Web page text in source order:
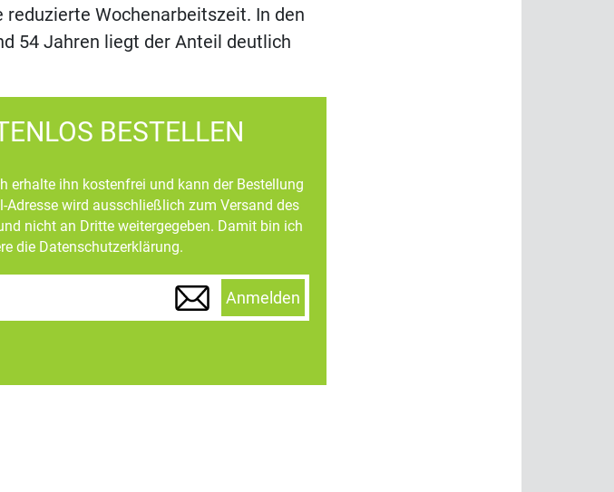
Wochenarbeitszeit. In den
54 Jahren liegt der Anteil deutlich
BESTELLEN
erhalte ihn kostenfrei und kann der Bestellung
wird ausschließlich zum Versand des
nicht an Dritte weitergegeben. Damit bin ich
die Datenschutzerklärung.
Anmelden